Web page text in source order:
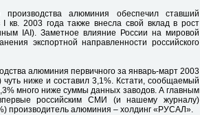
алюминия обеспечил ставший
2003 года также внесла свой вклад в рост
IAI). Заметное влияние России на мировой
экспортной направленности российского
алюминия первичного за январь-март 2003
ниже и составил 3,1%. Кстати, сообщаемый
много ниже суммы данных заводов. А главным
российским СМИ (и нашему журналу)
производитель алюминия – холдинг «РУСАЛ».